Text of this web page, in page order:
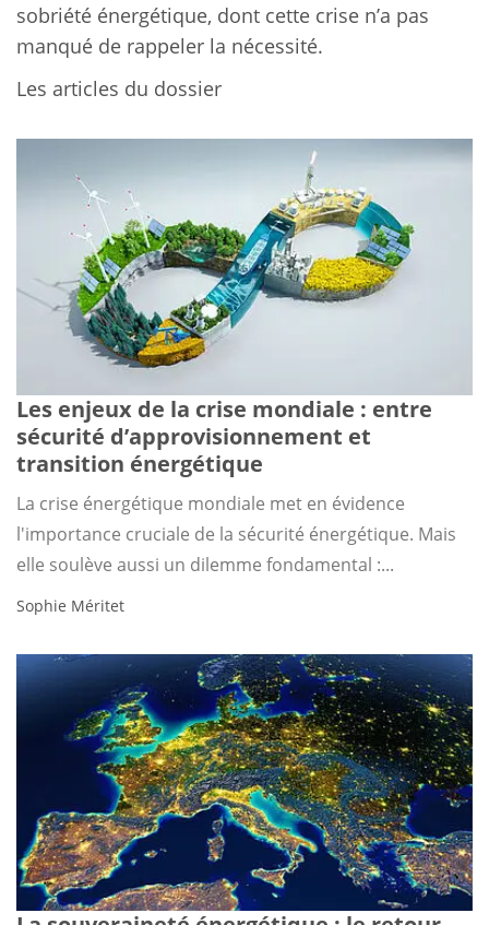
sobriété énergétique, dont cette crise n’a pas
manqué de rappeler la nécessité.
Les articles du dossier
Les enjeux de la crise mondiale : entre
sécurité d’approvisionnement et
transition énergétique
La crise énergétique mondiale met en évidence
l'importance cruciale de la sécurité énergétique. Mais
elle soulève aussi un dilemme fondamental :...
Sophie Méritet